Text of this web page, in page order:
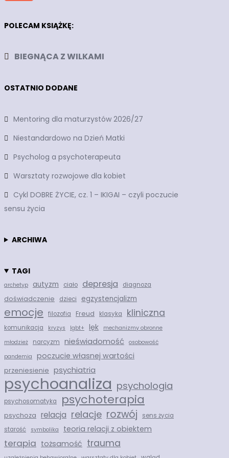
POLECAM KSIĄŻKĘ:
BIEGNĄCA Z WILKAMI
OSTATNIO DODANE
Mentoring dla maturzystów 2026/27
Niestandardowo na Dzień Matki
Psycholog a psychoterapeuta
Warsztaty rozwojowe dla kobiet
Cykl DOBRE ŻYCIE, cz. 1 – IKIGAI – czyli poczucie
sensu życia
ARCHIWA
TAGI
archetyp autyzm ciało depresja diagnoza
doświadczenie dzieci egzystencjalizm
emocje filozofia Freud klasyka kliniczna
komunikacja kryzys lgbt+ lęk
mechanizmy obronne
młodzież
narcyzm nieświadomość
osobowość
pandemia
poczucie własnej wartości
przeniesienie psychiatria
psychoanaliza psychologia
psychosomatyka psychoterapia
psychoza relacja relacje rozwój
sens życia
starość
symbolika teoria relacji z obiektem
terapia tożsamość trauma